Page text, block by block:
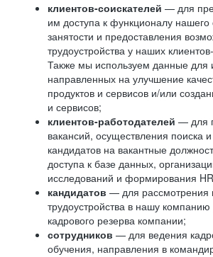
клиентов-соискателей — для
им доступа к функционалу нашего
занятости и предоставления
трудоустройства у наших
Также мы используем данные для
направленных на улучшение
продуктов и сервисов и/или
и сервисов;
клиентов-работодателей — для
вакансий, осуществления поиска
кандидатов на вакантные
доступа к базе данных,
исследований и формирования
кандидатов — для рассмотрения
трудоустройства в нашу
кадрового резерва компании;
сотрудников — для ведения
обучения, направления в